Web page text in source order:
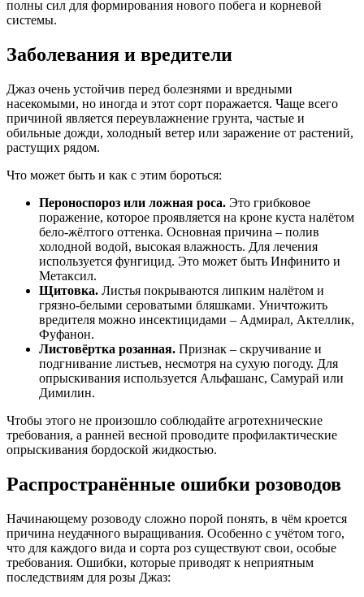
полны сил для формирования нового побега и корневой
системы.
Заболевания и вредители
Джаз очень устойчив перед болезнями и вредными
насекомыми, но иногда и этот сорт поражается. Чаще всего
причиной является переувлажнение грунта, частые и
обильные дожди, холодный ветер или заражение от растений,
растущих рядом.
Что может быть и как с этим бороться:
Пероноспороз или ложная роса. Это грибковое
поражение, которое проявляется на кроне куста налётом
бело-жёлтого оттенка. Основная причина – полив
холодной водой, высокая влажность. Для лечения
используется фунгицид. Это может быть Инфинито и
Метаксил.
Щитовка. Листья покрываются липким налётом и
грязно-белыми сероватыми бляшками. Уничтожить
вредителя можно инсектицидами – Адмирал, Актеллик,
Фуфанон.
Листовёртка розанная. Признак – скручивание и
подгнивание листьев, несмотря на сухую погоду. Для
опрыскивания используется Альфашанс, Самурай или
Димилин.
Чтобы этого не произошло соблюдайте агротехнические
требования, а ранней весной проводите профилактические
опрыскивания бордоской жидкостью.
Распространённые ошибки розоводов
Начинающему розоводу сложно порой понять, в чём кроется
причина неудачного выращивания. Особенно с учётом того,
что для каждого вида и сорта роз существуют свои, особые
требования. Ошибки, которые приводят к неприятным
последствиям для розы Джаз: